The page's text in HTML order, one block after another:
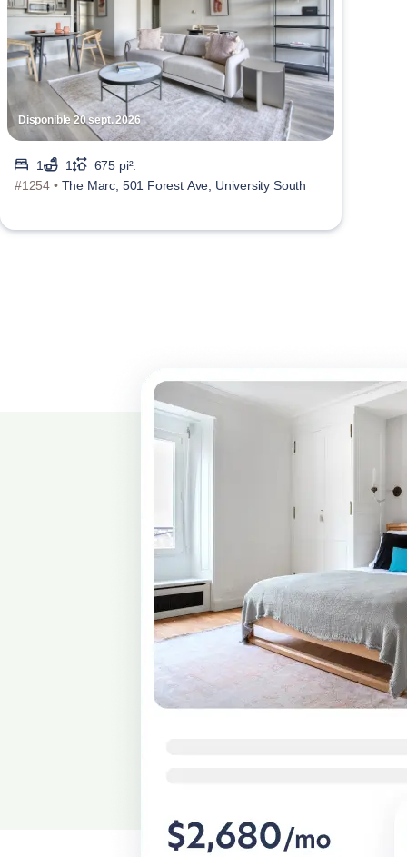
Disponible 20 sept. 2026
1 1
675 pi².
#1254 • The Marc, 501 Forest Ave, University South